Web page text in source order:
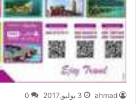
ahmad 3 يوليو,2017 0